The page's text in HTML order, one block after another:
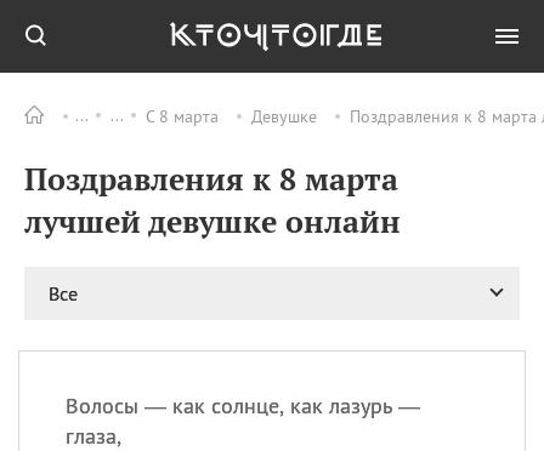
С 8 марта Девушке Поздравления к 8
Поздравления к 8 марта
лучшей девушке онлайн
Все
Волосы — как солнце, как лазурь —
глаза,
ПРАЗДНИКИ Все
09.08
День памяти
великомученика и
целителя Пантелеимона
Николая Чудотворца
11.08 День полета на
11.08 День Святой Клары —